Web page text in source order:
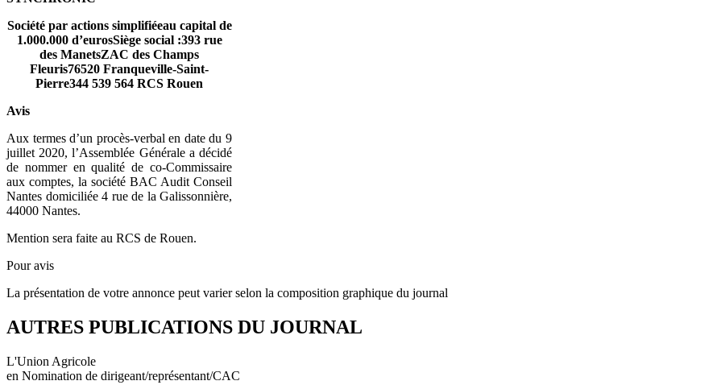
Société par actions simplifiéeau capital de
1.000.000 d’eurosSiège social :393 rue
des ManetsZAC des Champs
Fleuris76520 Franqueville-Saint-
Pierre344 539 564 RCS Rouen
Avis
Aux termes d’un procès-verbal en date du 9
juillet 2020, l’Assemblée Générale a décidé
de nommer en qualité de co-Commissaire
aux comptes, la société BAC Audit Conseil
Nantes domiciliée 4 rue de la Galissonnière,
44000 Nantes.
Mention sera faite au RCS de Rouen.
Pour avis
La présentation de votre annonce peut varier selon la composition graphique du journal
AUTRES PUBLICATIONS DU JOURNAL
L'Union Agricole
en Nomination de dirigeant/représentant/CAC